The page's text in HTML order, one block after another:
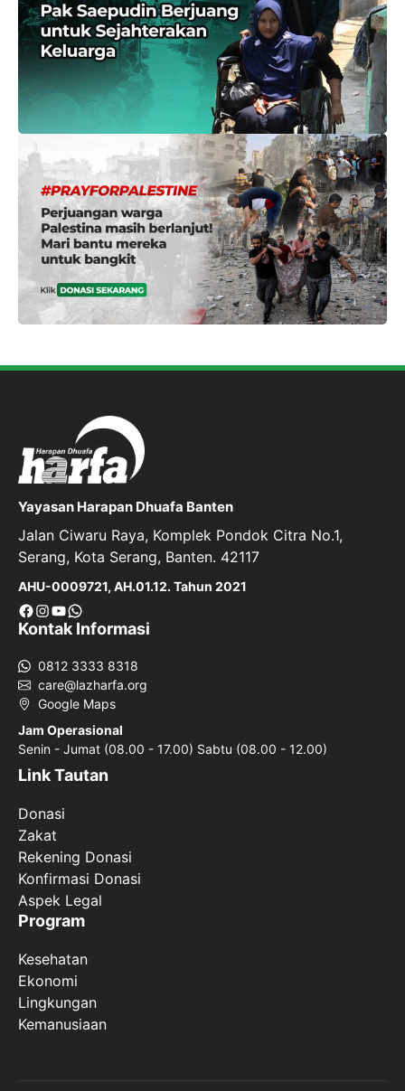
Yayasan Harapan Dhuafa Banten
Jalan Ciwaru Raya, Komplek Pondok Citra No.1,
Serang, Kota Serang, Banten. 42117
AHU-0009721, AH.01.12. Tahun 2021
Facebook
Instagram
YouTube
WhatsApp
Kontak Informasi
0812 3333 8318
care@lazharfa.org
Google Maps
Jam Operasional
Senin - Jumat (08.00 - 17.00) Sabtu (08.00 - 12.00)
Link Tautan
Donasi
Zakat
Rekening Donasi
Konfirmasi Donasi
Aspek Legal
Program
Kesehatan
Ekonomi
Lingkungan
Kemanusiaan